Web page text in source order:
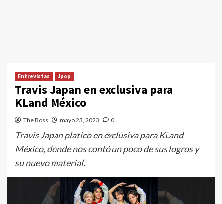
Entrevistas Jpop
Travis Japan en exclusiva para
KLand México
The Boss mayo 23, 2023 0
Travis Japan platico en exclusiva para KLand
México, donde nos contó un poco de sus logros y
su nuevo material.